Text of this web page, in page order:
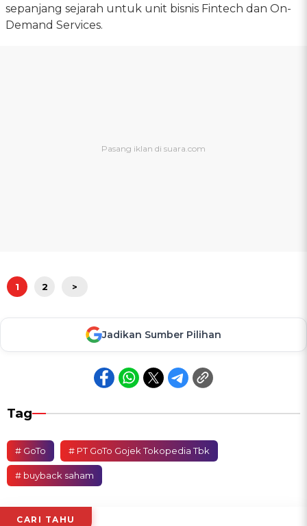
sepanjang sejarah untuk unit bisnis Fintech dan On-
Demand Services.
1 2 >
Jadikan Sumber Pilihan
Tag
# GoTo # PT GoTo Gojek Tokopedia Tbk
# buyback saham
CARI TAHU